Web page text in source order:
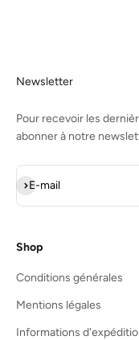
Newsletter
Pour recevoir les
abonner à notre
E-mail
S'inscrire
Shop
Conditions générales
Mentions légales
Informations